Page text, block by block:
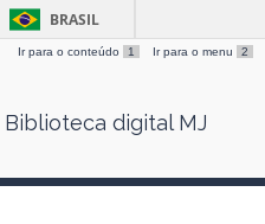
Skip
BRASIL
Ir para o conteúdo 1 Ir para o menu 2
Biblioteca digital MJ